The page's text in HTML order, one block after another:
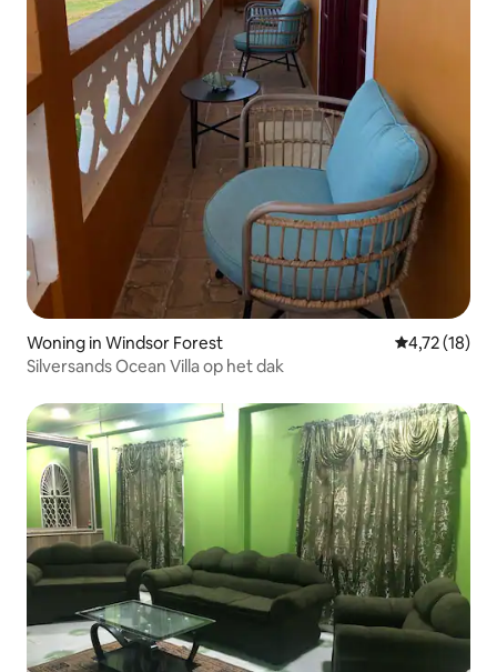
Woning in Windsor Forest Gemiddelde
4,72 (18)
Silversands Ocean Villa op het dak